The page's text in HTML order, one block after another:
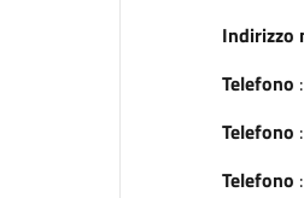
Indirizzo
Telefono :
Telefono :
Telefono :